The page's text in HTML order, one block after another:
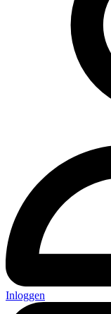
Inloggen